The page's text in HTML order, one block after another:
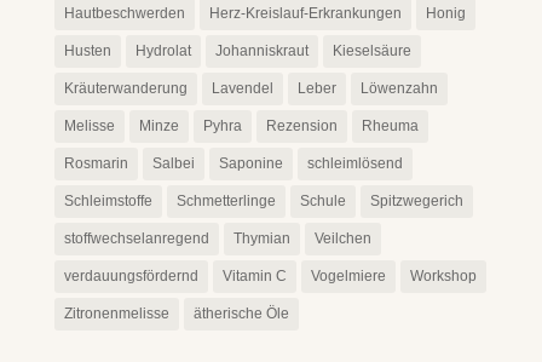
Hautbeschwerden Herz-Kreislauf-Erkrankungen Honig
Husten Hydrolat Johanniskraut Kieselsäure
Kräuterwanderung Lavendel Leber Löwenzahn
Melisse Minze Pyhra Rezension Rheuma
Rosmarin Salbei Saponine schleimlösend
Schleimstoffe Schmetterlinge Schule Spitzwegerich
stoffwechselanregend Thymian Veilchen
verdauungsfördernd Vitamin C Vogelmiere Workshop
Zitronenmelisse ätherische Öle